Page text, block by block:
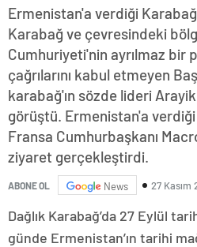
Ermenistan'a verdiği Karabağ
Karabağ ve çevresindeki
Cumhuriyeti'nin ayrılmaz bir
çağrılarını kabul etmeyen
karabağ'ın sözde lideri
görüştü. Ermenistan'a
Fransa Cumhurbaşkanı
ziyaret gerçekleştirdi.
ABONE OL News 27 Kasım
Dağlık Karabağ’da 27 Eylül
günde Ermenistan’ın tarihi